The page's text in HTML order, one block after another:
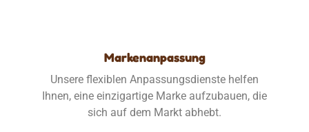
Markenanpassung
Unsere flexiblen Anpassungsdienste helfen
Ihnen, eine einzigartige Marke aufzubauen, die
sich auf dem Markt abhebt.